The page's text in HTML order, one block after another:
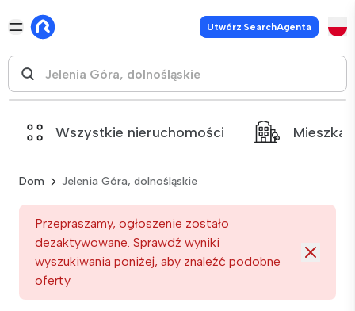
Utwórz SearchAgenta
Wszystkie nieruchomości
Dom Jelenia Góra, dolnośląskie
Przepraszamy, ogłoszenie zostało
dezaktywowane. Sprawdź wyniki
wyszukiwania poniżej, aby znaleźć podobne
oferty